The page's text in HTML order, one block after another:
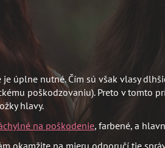
úplne nutné. Čím sú však vlasy
poškodzovaniu). Preto v tomto
hlavy.
na poškodenie, farbené, a
okamžite na mieru odporučí tie